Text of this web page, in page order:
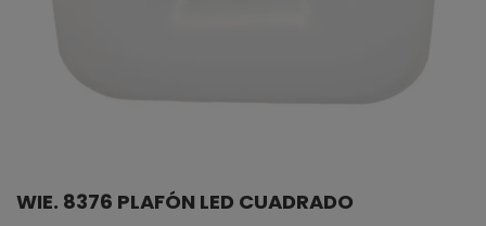
WIE. 8376 PLAFÓN LED CUADRADO